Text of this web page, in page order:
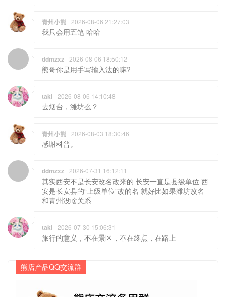
青州小熊 2026-08-06 21:27:03
我只会用五笔 哈哈
ddmzxz 2026-08-06 18:50:12
熊哥你是用手写输入法的嘛?
taki 2026-08-06 14:10:48
去烟台，潍坊么？
青州小熊 2026-08-03 18:30:46
感谢科普。
ddmzxz 2026-07-31 16:12:11
其实西安不是长安改名改来的 长安一直是县级单位 西
安是长安县的“上级单位”改的名 就好比如果潍坊改名
和青州没啥关系
taki 2026-07-30 15:06:31
旅行的意义，不在景区，不在终点，在路上
熊店产品QQ交流群